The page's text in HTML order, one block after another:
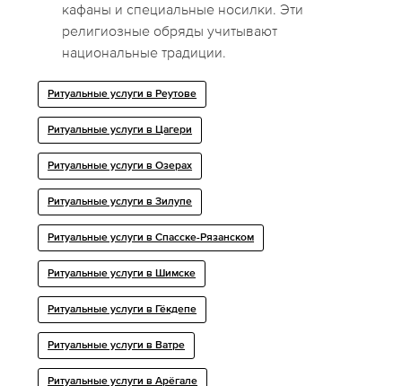
кафаны и специальные носилки. Эти
религиозные обряды учитывают
национальные традиции.
Ритуальные услуги в Реутове
Ритуальные услуги в Цагери
Ритуальные услуги в Озерах
Ритуальные услуги в Зилупе
Ритуальные услуги в Спасске-Рязанском
Ритуальные услуги в Шимске
Ритуальные услуги в Гёкдепе
Ритуальные услуги в Ватре
Ритуальные услуги в Арёгале